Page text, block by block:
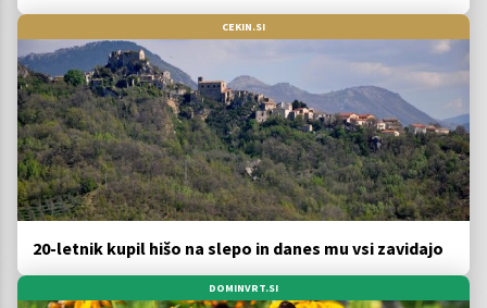
CEKIN.SI
20-letnik kupil hišo na slepo in danes mu vsi zavidajo
DOMINVRT.SI